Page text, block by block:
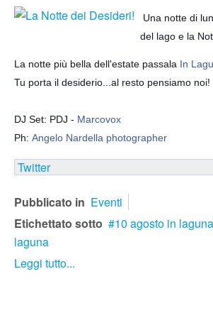
Una notte di
del lago e la
La notte più bella dell'estate passala In
Tu porta il desiderio...al resto pensiamo noi!
DJ Set: PDJ - Marcovox
Ph: Angelo Nardella photographer
Twitter
Pubblicato in Eventi
Etichettato sotto
10 agosto in laguna
laguna
Leggi tutto...